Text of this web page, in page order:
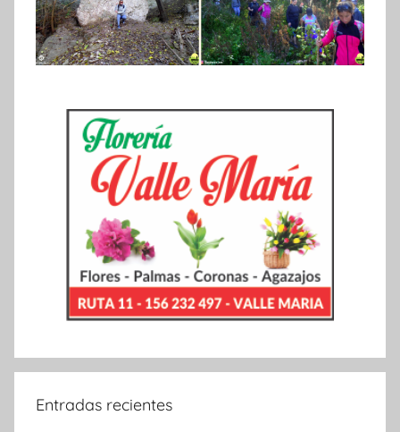
Entradas recientes